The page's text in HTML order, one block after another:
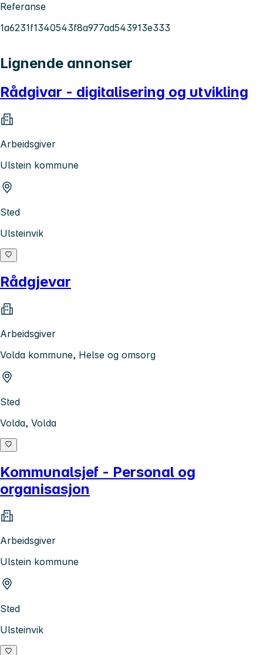
Referanse
1a6231f1340543f8a977ad543913e333
Lignende annonser
Rådgivar - digitalisering og utvikling
Arbeidsgiver
Ulstein kommune
Sted
Ulsteinvik
Rådgjevar
Arbeidsgiver
Volda kommune, Helse og omsorg
Sted
Volda, Volda
Kommunalsjef - Personal og
organisasjon
Arbeidsgiver
Ulstein kommune
Sted
Ulsteinvik